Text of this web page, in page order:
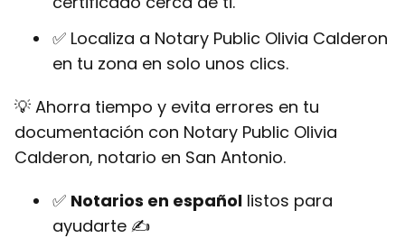
✅ Localiza a Notary Public Olivia Calderon
en tu zona en solo unos clics.
💡 Ahorra tiempo y evita errores en tu
documentación con Notary Public Olivia
Calderon, notario en San Antonio.
✅ Notarios en español listos para
ayudarte ✍